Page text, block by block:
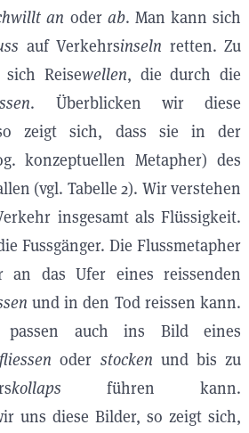
an oder ab. Man kann sich
auf Verkehrsinseln retten. Zu
Reisewellen, die durch die
. Überblicken wir diese
so zeigt sich, dass sie in der
konzeptuellen Metapher) des
(vgl. Tabelle 2). Wir verstehen
insgesamt als Flüssigkeit.
Fussgänger. Die Flussmetapher
an das Ufer eines reissenden
und in den Tod reissen kann.
passen auch ins Bild eines
fliessen oder stocken und bis zu
kollaps führen kann.
uns diese Bilder, so zeigt sich,